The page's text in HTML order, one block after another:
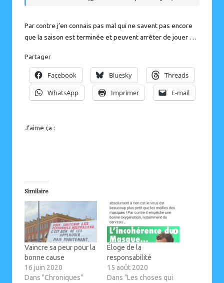
Par contre j’en connais pas mal qui ne savent pas encore
que la saison est terminée et peuvent arrêter de jouer …
Partager
Facebook Bluesky
Threads
WhatsApp
Imprimer E-mail
J’aime ça :
Similaire
Vaincre sa peur pour la
bonne cause
16 juin 2020
Dans "Chroniques"
Éloge de la
responsabilité
15 août 2020
Dans "Les choses qui